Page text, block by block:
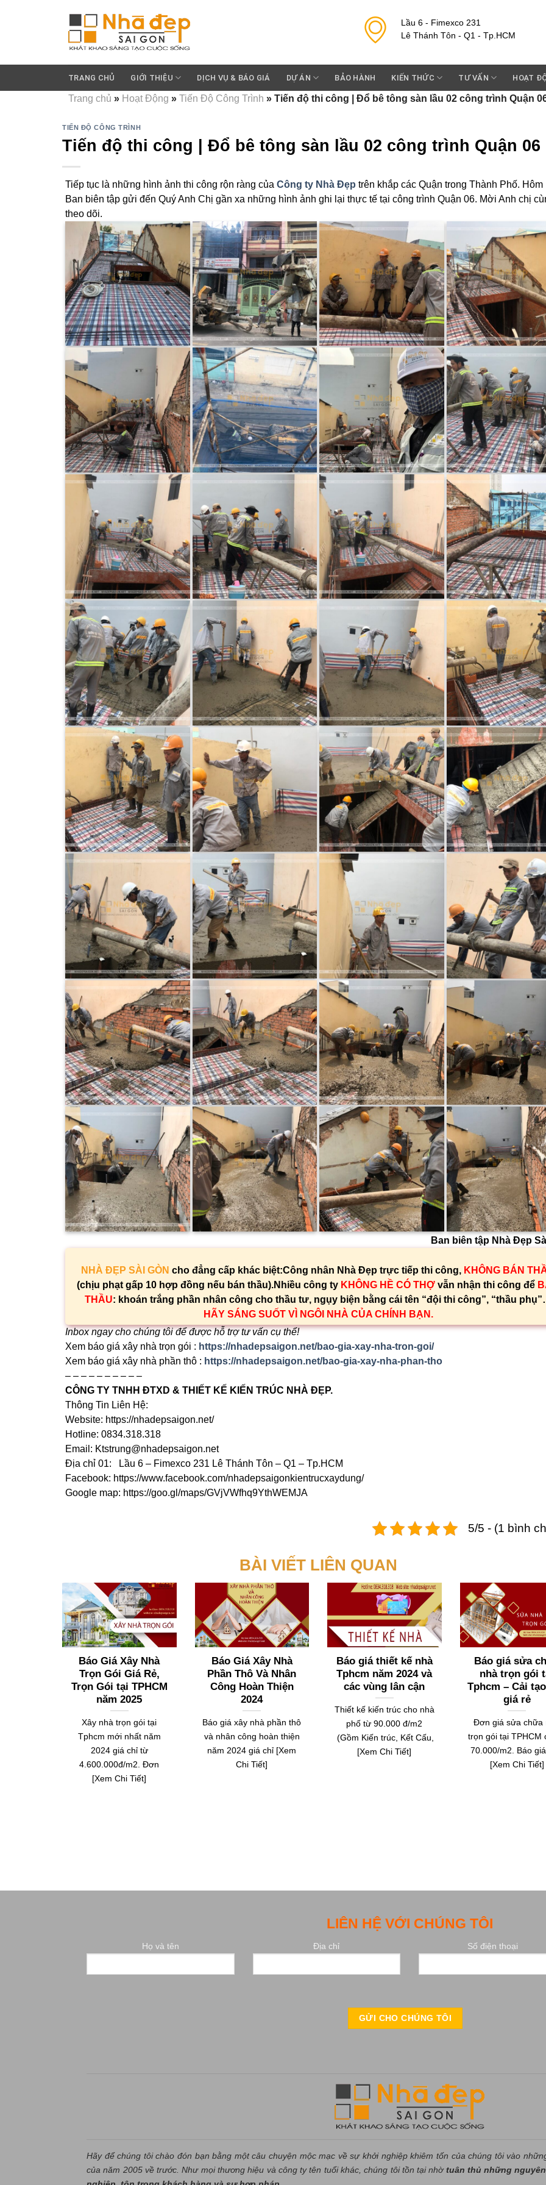
Lầu 6 - Fimexco 231
Lê Thánh Tôn - Q1 - Tp.HCM
TRANG CHỦ GIỚI THIỆU DỊCH VỤ & BÁO GIÁ DỰ ÁN BẢO HÀNH KIẾN THỨC TƯ VẤN HOẠT
Trang chủ » Hoạt Động » Tiến Độ Công Trình » Tiến độ thi công | Đổ bê tông sàn lầu 02 công trình Quận
TIẾN ĐỘ CÔNG TRÌNH
Tiến độ thi công | Đổ bê tông sàn lầu 02 công trình Quận 06
Tiếp tục là những hình ảnh thi công rộn ràng của Công ty Nhà Đẹp trên khắp các Quận trong Thành Phố. Hôm
Ban biên tập gửi đến Quý Anh Chị gần xa những hình ảnh ghi lại thực tế tại công trình Quận 06. Mời Anh chị
theo dõi.
Ban biên tập Nhà Đẹp
NHÀ ĐẸP SÀI GÒN cho đẳng cấp khác biệt:Công nhân Nhà Đẹp trực tiếp thi công, KHÔNG BÁN
(chịu phạt gấp 10 hợp đồng nếu bán thầu).Nhiều công ty KHÔNG HỀ CÓ THỢ vẫn nhận thi công để
THẦU: khoán trắng phần nhân công cho thầu tư, ngụy biện bằng cái tên “đội thi công”, “thầu
HÃY SÁNG SUỐT VÌ NGÔI NHÀ CỦA CHÍNH BẠN.
Inbox ngay cho chúng tôi để được hỗ trợ tư vấn cụ thể!
Xem báo giá xây nhà trọn gói : https://nhadepsaigon.net/bao-gia-xay-nha-tron-goi/
Xem báo giá xây nhà phần thô : https://nhadepsaigon.net/bao-gia-xay-nha-phan-tho
– – – – – – – – – –
CÔNG TY TNHH ĐTXD & THIẾT KẾ KIẾN TRÚC NHÀ ĐẸP.
Thông Tin Liên Hệ:
Website: https://nhadepsaigon.net/
Hotline: 0834.318.318
Email: Ktstrung@nhadepsaigon.net
Địa chỉ 01: Lầu 6 – Fimexco 231 Lê Thánh Tôn – Q1 – Tp.HCM
Facebook: https://www.facebook.com/nhadepsaigonkientrucxaydung/
Google map: https://goo.gl/maps/GVjVWfhq9YthWEMJA
5/5 - (1 bình
BÀI VIẾT LIÊN QUAN
Báo Giá Xây Nhà
Trọn Gói Giá Rẻ,
Trọn Gói tại TPHCM
năm 2025
Xây nhà trọn gói tại
Tphcm mới nhất năm
2024 giá chỉ từ
4.600.000đ/m2. Đơn
[Xem Chi Tiết]
Báo Giá Xây Nhà
Phần Thô Và Nhân
Công Hoàn Thiện
2024
Báo giá xây nhà phần thô
và nhân công hoàn thiện
năm 2024 giá chỉ [Xem
Chi Tiết]
Báo giá thiết kế nhà
Tphcm năm 2024 và
các vùng lân cận
Thiết kế kiến trúc cho nhà
phố từ 90.000 đ/m2
(Gồm Kiến trúc, Kết Cấu,
[Xem Chi Tiết]
Báo giá sửa
nhà trọn gói
Tphcm – Cải
giá rẻ
Đơn giá sửa chữa
trọn gói tại TPHCM
70.000/m2. Báo
[Xem Chi Tiết]
LIÊN HỆ VỚI CHÚNG TÔI
Họ và tên Địa chỉ Số điện thoại
Hãy để chúng tôi chào đón bạn bằng một câu chuyện mộc mạc về sự khởi nghiệp khiêm tốn của chúng tôi vào
của năm 2005 về trước. Như mọi thương hiệu và công ty tên tuổi khác, chúng tôi tồn tại nhờ tuân thủ những